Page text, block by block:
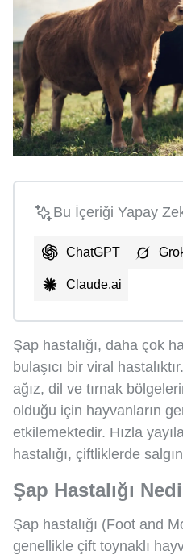
Bu İçeriği Yapay
ChatGPT
Claude.ai
Şap hastalığı, daha çok
bulaşıcı bir viral
ağız, dil ve tırnak
olduğu için hayvanların
etkilemektedir. Hızla
hastalığı, çiftliklerde
Şap Hastalığı
Şap hastalığı (Foot and
genellikle çift toynaklı